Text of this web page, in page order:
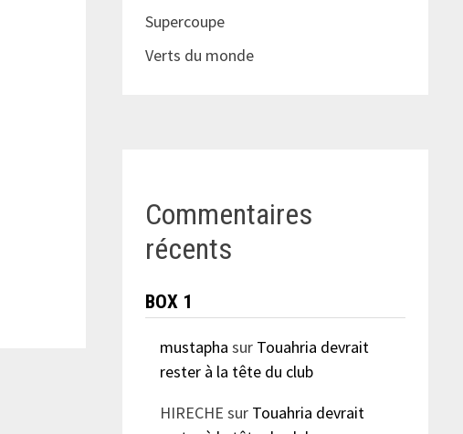
Supercoupe
Verts du monde
Commentaires
récents
BOX 1
mustapha sur Touahria devrait
rester à la tête du club
HIRECHE sur Touahria devrait